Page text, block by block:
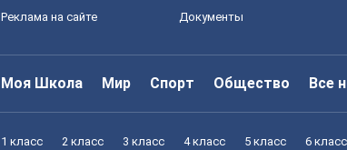
Реклама на сайте Документы
Моя Школа Мир Спорт Общество Все
1 класс 2 класс 3 класс 4 класс 5 класс 6 класс